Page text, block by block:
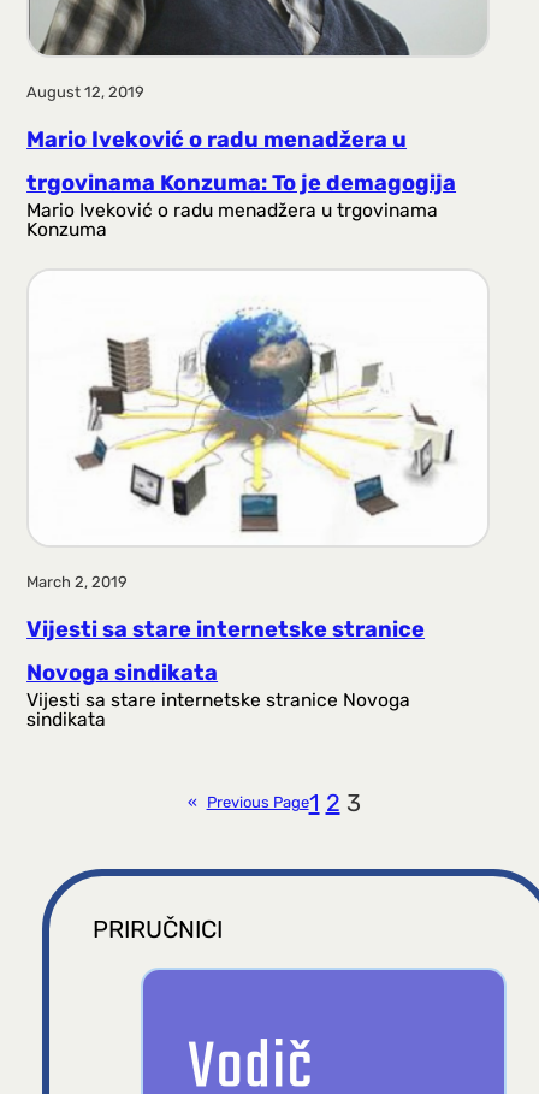
August 12, 2019
Mario Iveković o radu menadžera u
trgovinama Konzuma: To je demagogija
Mario Iveković o radu menadžera u trgovinama
Konzuma
March 2, 2019
Vijesti sa stare internetske stranice
Novoga sindikata
Vijesti sa stare internetske stranice Novoga
sindikata
« Previous Page1 2 3
PRIRUČNICI